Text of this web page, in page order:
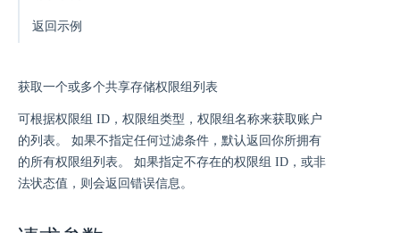
返回示例
获取一个或多个共享存储权限组列表
可根据权限组 ID，权限组类型，权限组名称来获取账户
的列表。 如果不指定任何过滤条件，默认返回你所拥有
的所有权限组列表。 如果指定不存在的权限组 ID，或非
法状态值，则会返回错误信息。